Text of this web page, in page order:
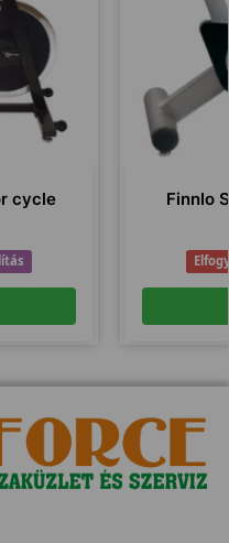
cycle Finnlo